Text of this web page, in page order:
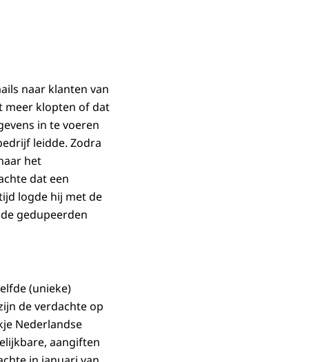
naar klanten van
meer klopten of dat
in te voeren
leidde. Zodra
het
dat een
logde hij met de
gedupeerden
(unieke)
de verdachte op
Nederlandse
aangiften